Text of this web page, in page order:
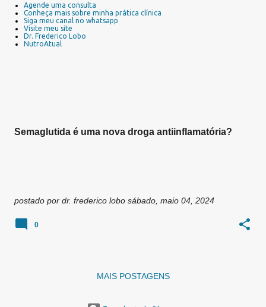
Agende uma consulta
Conheça mais sobre minha prática clínica
Siga meu canal no whatsapp
Visite meu site
Dr. Frederico Lobo
NutroAtual
Semaglutida é uma nova droga antiinflamatória?
postado por dr. frederico lobo sábado, maio 04, 2024
0
MAIS POSTAGENS